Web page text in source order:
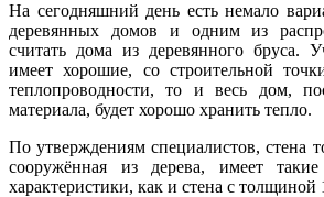
На сегодняшний день есть немало
деревянных домов и одним из
считать дома из деревянного бруса.
имеет хорошие, со строительной
теплопроводности, то и весь дом,
материала, будет хорошо хранить тепло.
По утверждениям специалистов, стена
сооружённая из дерева, имеет
характеристики, как и стена с толщиной